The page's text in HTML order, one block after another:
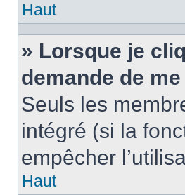
Haut
» Lorsque je
demande de
Seuls les
intégré (si la
empêcher
Haut